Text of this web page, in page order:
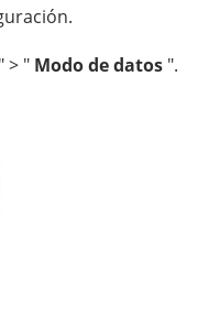
" > " Modo de datos ".